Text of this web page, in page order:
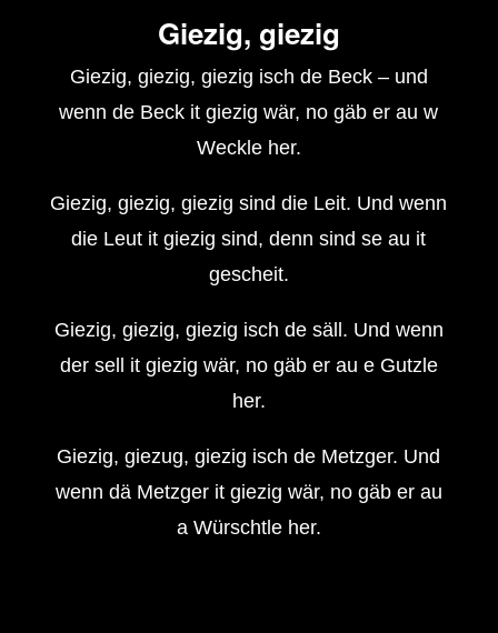
Giezig, giezig
Giezig, giezig, giezig isch de Beck – und
wenn de Beck it giezig wär, no gäb er au w
Weckle her.
Giezig, giezig, giezig sind die Leit. Und wenn
die Leut it giezig sind, denn sind se au it
gescheit.
Giezig, giezig, giezig isch de säll. Und wenn
der sell it giezig wär, no gäb er au e Gutzle
her.
Giezig, giezug, giezig isch de Metzger. Und
wenn dä Metzger it giezig wär, no gäb er au
a Würschtle her.